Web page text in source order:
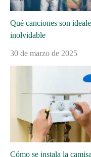
Qué canciones son
inolvidable
30 de marzo de 2025
Cómo se instala la